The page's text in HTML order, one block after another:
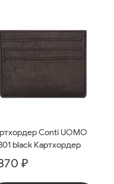
Conti UOMO
black Картхордер
₽